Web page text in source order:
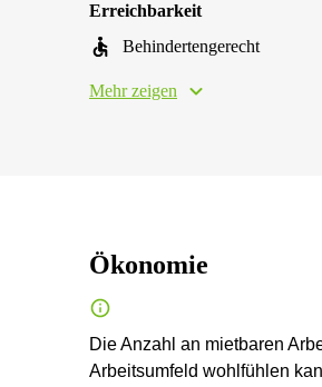
Erreichbarkeit
Behindertengerecht
Mehr zeigen
Ökonomie
Die Anzahl an mietbaren
Arbeitsumfeld wohlfühlen